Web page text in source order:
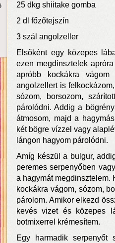
25 dkg shiitake gomba
2 dl főzőtejszín
3 szál angolzeller
Elsőként egy közepes
ezen megdinsztelek
apróbb kockákra
angolzellert is
sózom, borsozom,
párolódni. Addig a
átmosom, majd a
két bögre vízzel vagy
lángon hagyom párolódni.
Amíg készül a bulgur,
peremes serpenyőben
a hagymát megdinsztelem.
kockákra vágom, sózom,
párolom. Amikor elkezd
kevés vizet és közepes
botmixerrel krémesítem.
Egy harmadik serpenyőt